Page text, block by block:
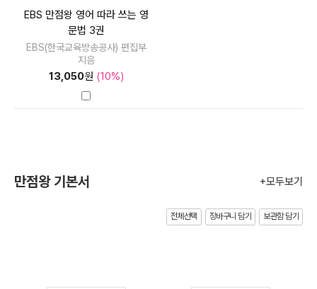
EBS 만점왕 영어 따라 쓰는 영
문법 3권
EBS(한국교육방송공사) 편집부
지음
13,050원 (10%)
만점왕 기본서 +모두보기
전체선택 장바구니 담기 보관함 담기